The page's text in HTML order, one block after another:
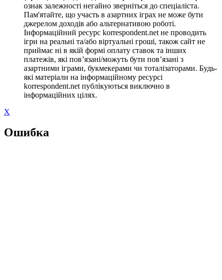
ознак залежності негайно зверніться до спеціаліста.
Пам'ятайте, що участь в азартних іграх не може бути
джерелом доходів або альтернативою роботі.
Інформаційний ресурс korrespondent.net не проводить
ігри на реальні та/або віртуальні гроші, також сайт не
приймає ні в якій формі оплату ставок та інших
платежів, які пов’язані/можуть бути пов’язані з
азартними іграми, букмекерами чи тоталізаторами. Будь-
які матеріали на інформаційному ресурсі
korrespondent.net публікуються виключно в
інформаційних цілях.
X
Ошибка